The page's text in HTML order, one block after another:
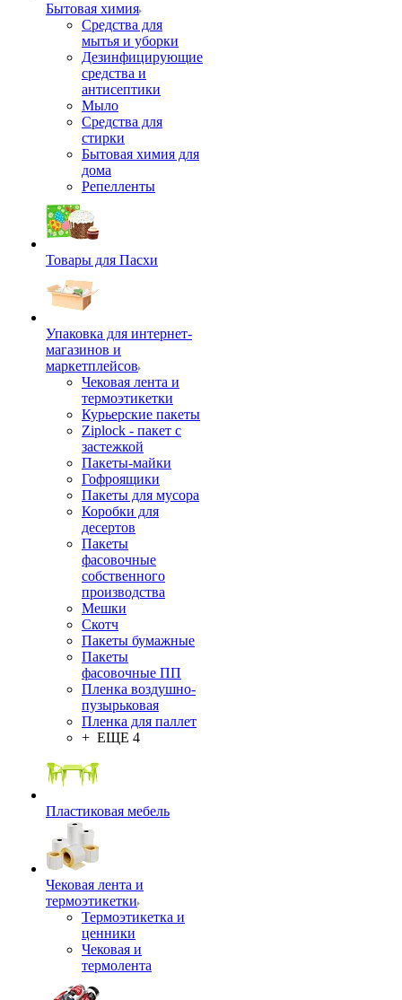
Бытовая химия
Средства для
мытья и уборки
Дезинфицирующие
средства и
антисептики
Мыло
Средства для
стирки
Бытовая химия для
дома
Репелленты
Товары для Пасхи
Упаковка для интернет-
магазинов и
маркетплейсов
Чековая лента и
термоэтикетки
Курьерские пакеты
Ziplock - пакет с
застежкой
Пакеты-майки
Гофроящики
Пакеты для мусора
Коробки для
десертов
Пакеты
фасовочные
собственного
производства
Мешки
Скотч
Пакеты бумажные
Пакеты
фасовочные ПП
Пленка воздушно-
пузырьковая
Пленка для паллет
+ ЕЩЕ 4
Пластиковая мебель
Чековая лента и
термоэтикетки
Термоэтикетка и
ценники
Чековая и
термолента